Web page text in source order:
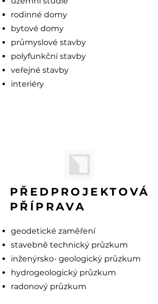
rodinné domy
bytové domy
průmyslové stavby
polyfunkční stavby
veřejné stavby
interiéry
PŘEDPROJEKTOVÁ
PŘÍPRAVA
geodetické zaměření
stavebně technický průzkum
inženýrsko- geologický průzkum
hydrogeologický průzkum
radonový průzkum